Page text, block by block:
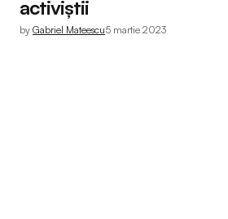
activiștii
by Gabriel Mateescu5 martie 2023